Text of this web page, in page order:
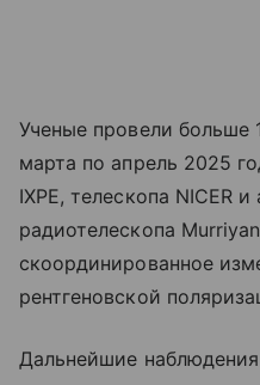
Ученые провели больше
марта по апрель 2025
IXPE, телескопа NICER
радиотелескопа
скоординированное
рентгеновской
Дальнейшие